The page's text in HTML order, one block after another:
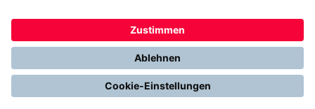
Stromerzeugung mit Photovoltaik
Gesetze & Regelungen
Heizen mit Gas